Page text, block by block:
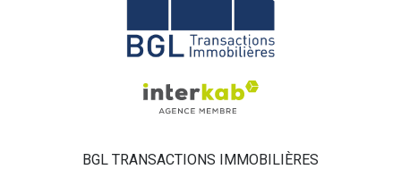
BGL TRANSACTIONS IMMOBILIÈRES